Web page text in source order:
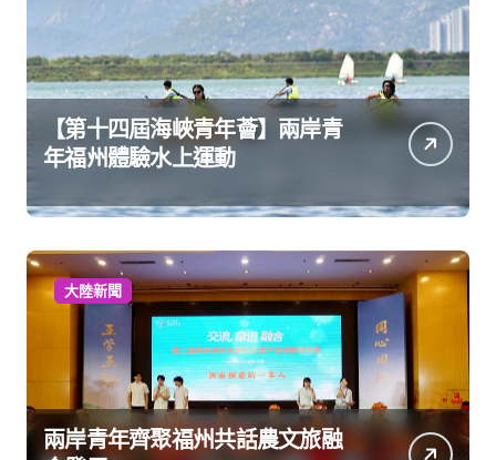
【第十四屆海峽青年薈】兩岸青
年福州體驗水上運動
大陸新聞
兩岸青年齊聚福州共話農文旅融